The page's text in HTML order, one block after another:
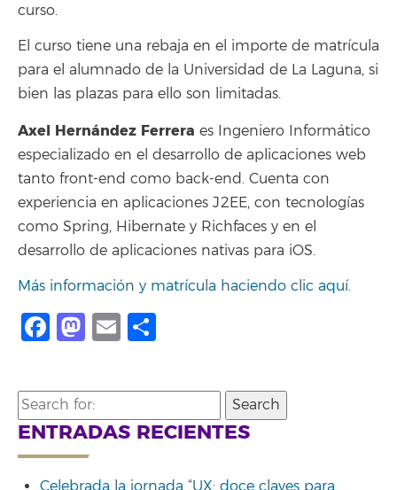
curso.
El curso tiene una rebaja en el importe de matrícula
para el alumnado de la Universidad de La Laguna, si
bien las plazas para ello son limitadas.
Axel Hernández Ferrera es Ingeniero Informático
especializado en el desarrollo de aplicaciones web
tanto front-end como back-end. Cuenta con
experiencia en aplicaciones J2EE, con tecnologías
como Spring, Hibernate y Richfaces y en el
desarrollo de aplicaciones nativas para iOS.
Más información y matrícula haciendo clic aquí.
Facebook
Mastodon
Email
Search
for:
ENTRADAS RECIENTES
Celebrada la jornada “UX: doce claves para